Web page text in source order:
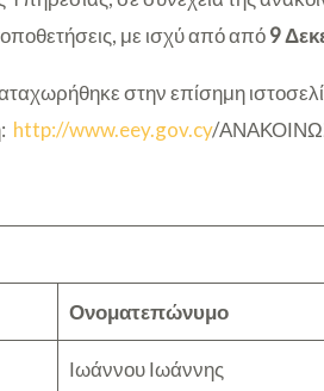
με ισχύ από από9
στην επίσημη
http://www.eey.gov.cy/
Ονοματεπώνυμο
Ιωάννου Ιωάννης